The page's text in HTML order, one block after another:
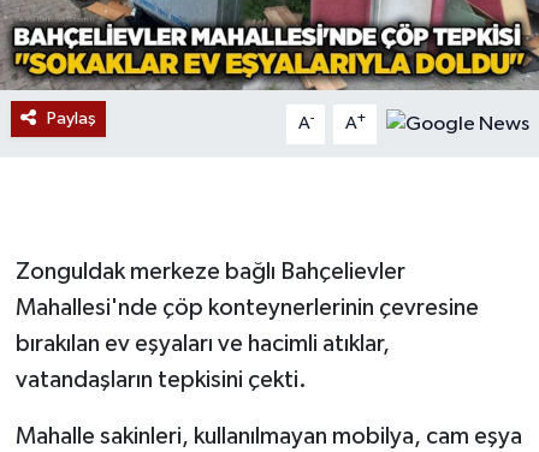
Paylaş A- A+
Zonguldak merkeze bağlı Bahçelievler
Mahallesi'nde çöp konteynerlerinin çevresine
bırakılan ev eşyaları ve hacimli atıklar,
vatandaşların tepkisini çekti.
Mahalle sakinleri, kullanılmayan mobilya, cam eşya
Eğitim
Ekonomi
Genel
İş ilanı
Kilimli
Kültür - Sanat